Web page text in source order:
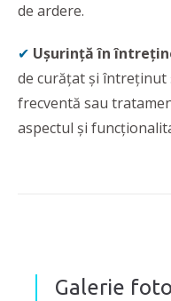
de ardere.
✔ Ușurință în
de curățat și întreținut
frecventă sau
aspectul și
Galerie